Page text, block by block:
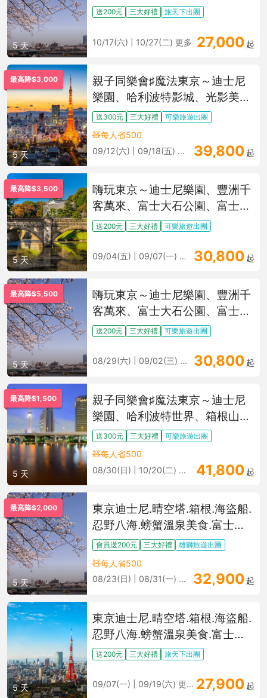
5 天
日
送200元 三大好禮 旅天下出團
10/17(六) | 10/27(二) 更多 27,000 起
最高降$3,000
5 天
親子同樂會♯魔法東京～迪士尼
樂園、哈利波特影城、光影美術
展、東京星級飯店五日
送300元 三大好禮 可樂旅遊出團
🧸每人省500
09/12(六) | 09/18(五) 更多
39,800 起
最高降$3,500
5 天
嗨玩東京～迪士尼樂園、豐洲千
客萬來、富士大石公園、富士五
湖溫泉五日
送200元 三大好禮 可樂旅遊出團
09/04(五) | 09/07(一) 更多 30,800 起
最高降$5,500
5 天
嗨玩東京～迪士尼樂園、豐洲千
客萬來、富士大石公園、富士五
湖溫泉五日
送200元 三大好禮 可樂旅遊出團
08/29(六) | 09/02(三) 更多 30,800 起
最高降$1,500
5 天
親子同樂會♯魔法東京～迪士尼
樂園、哈利波特世界、箱根山海
風情、豐洲光影美術展五日
送300元 三大好禮 可樂旅遊出團
🧸每人省500
08/30(日) | 10/20(二) 更多
41,800 起
最高降$2,000
5 天
東京迪士尼.晴空塔.箱根.海盜船.
忍野八海.螃蟹溫泉美食.富士美
景五日
會員送200元 三大好禮 雄獅旅遊出團
🧸每人省500
08/23(日) | 08/31(一) 更多
32,900 起
5 天
東京迪士尼.晴空塔.箱根.海盜船.
忍野八海.螃蟹溫泉美食.富士美
景五日
送200元 三大好禮 旅天下出團
09/07(一) | 09/19(六) 更多 27,900 起